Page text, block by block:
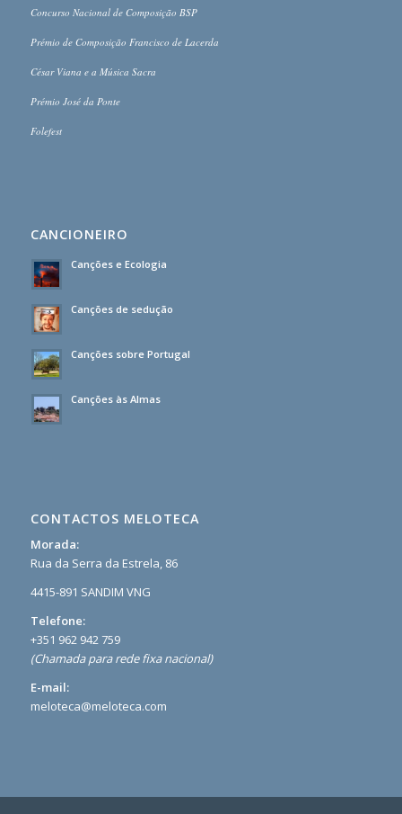
Concurso Nacional de Composição BSP
Prémio de Composição Francisco de Lacerda
César Viana e a Música Sacra
Prémio José da Ponte
Folefest
CANCIONEIRO
Canções e Ecologia
Canções de sedução
Canções sobre Portugal
Canções às Almas
CONTACTOS MELOTECA
Morada:
Rua da Serra da Estrela, 86
4415-891 SANDIM VNG
Telefone:
+351 962 942 759
(Chamada para rede fixa nacional)
E-mail:
meloteca@meloteca.com